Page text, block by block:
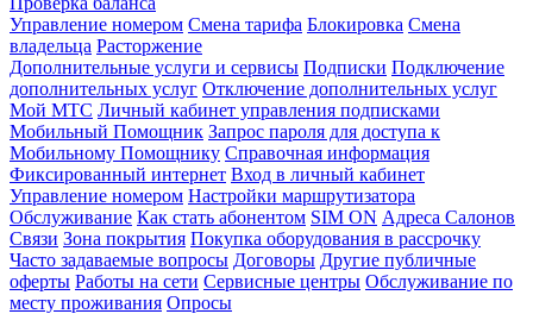
Управление номером Смена тарифа Блокировка Смена
владельца Расторжение
Дополнительные услуги и сервисы Подписки Подключение
дополнительных услуг Отключение дополнительных услуг
Мой МТС Личный кабинет управления подписками
Мобильный Помощник Запрос пароля для доступа к
Мобильному Помощнику Справочная информация
Фиксированный интернет Вход в личный кабинет
Управление номером Настройки маршрутизатора
Обслуживание Как стать абонентом SIM ON Адреса Салонов
Связи Зона покрытия Покупка оборудования в рассрочку
Часто задаваемые вопросы Договоры Другие публичные
оферты Работы на сети Сервисные центры Обслуживание по
месту проживания Опросы